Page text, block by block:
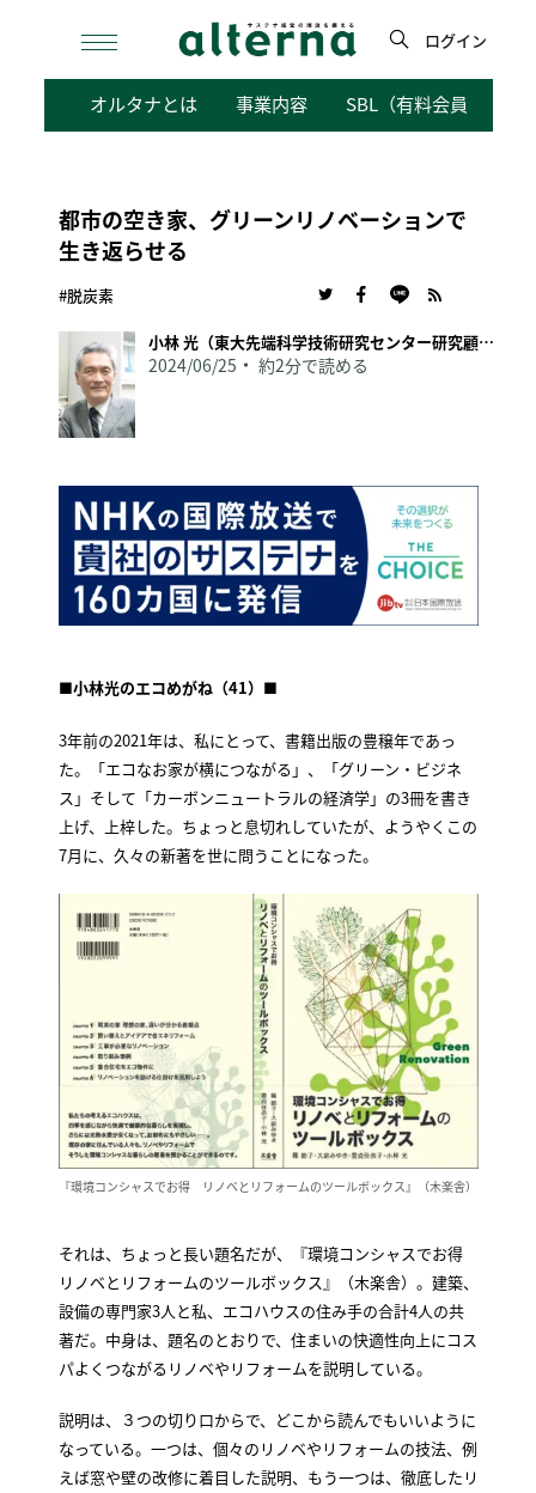
検
ログイン
オルタナとは 事業内容 SBL（有料会員向けサ
都市の空き家、グリーンリノベーションで
生き返らせる
#脱炭素
小林 光（東大先端科学技術研究センター研究顧問）
2024/06/25 約2分で読める
■小林光のエコめがね（41）■
3年前の2021年は、私にとって、書籍出版の豊穣年であっ
た。「エコなお家が横につながる」、「グリーン・ビジネ
ス」そして「カーボンニュートラルの経済学」の3冊を書き
上げ、上梓した。ちょっと息切れしていたが、ようやくこの
7月に、久々の新著を世に問うことになった。
『環境コンシャスでお得 リノベとリフォームのツールボックス』（木楽舎）
それは、ちょっと長い題名だが、『環境コンシャスでお得
リノベとリフォームのツールボックス』（木楽舎）。建築、
設備の専門家3人と私、エコハウスの住み手の合計4人の共
著だ。中身は、題名のとおりで、住まいの快適性向上にコス
パよくつながるリノベやリフォームを説明している。
説明は、３つの切り口からで、どこから読んでもいいように
なっている。一つは、個々のリノベやリフォームの技法、例
えば窓や壁の改修に着目した説明、もう一つは、徹底したリ